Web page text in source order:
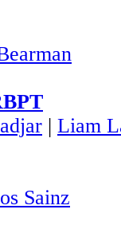
| Liam
Sainz